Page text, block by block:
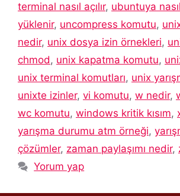
terminal nasıl açılır, ubuntuya
yüklenir, uncompress komutu,
nedir, unix dosya izin örnekleri,
chmod, unix kapatma komutu,
unix terminal komutları, unix
unixte izinler, vi komutu, w nedir,
wc komutu, windows kritik kısım,
yarışma durumu atm örneği,
çözümler, zaman paylaşımı nedir,
Yorum yap